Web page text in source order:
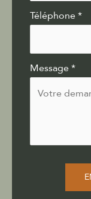
Téléphone*
Message*